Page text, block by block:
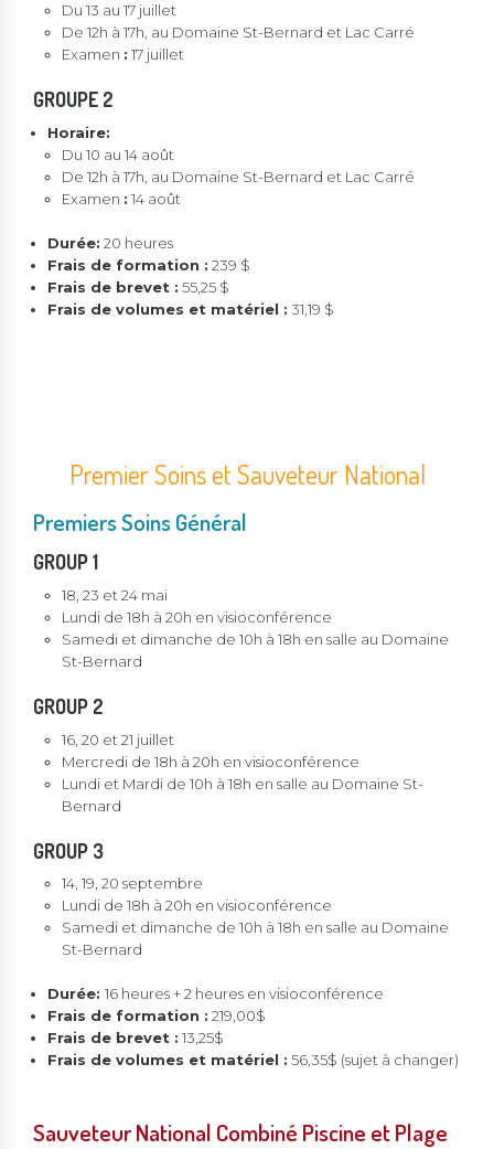
Du 13 au 17 juillet
De 12h à 17h, au Domaine St-Bernard et Lac Carré
Examen : 17 juillet
GROUPE 2
Horaire:
Du 10 au 14 août
De 12h à 17h, au Domaine St-Bernard et Lac Carré
Examen : 14 août
Durée: 20 heures
Frais de formation : 239 $
Frais de brevet : 55,25 $
Frais de volumes et matériel : 31,19 $
Premier Soins et Sauveteur National
Premiers Soins Général
GROUP 1
18, 23 et 24 mai
Lundi de 18h à 20h en visioconférence
Samedi et dimanche de 10h à 18h en salle au Domaine
St-Bernard
GROUP 2
16, 20 et 21 juillet
Mercredi de 18h à 20h en visioconférence
Lundi et Mardi de 10h à 18h en salle au Domaine St-
Bernard
GROUP 3
14, 19, 20 septembre
Lundi de 18h à 20h en visioconférence
Samedi et dimanche de 10h à 18h en salle au Domaine
St-Bernard
Durée: 16 heures + 2 heures en visioconférence
Frais de formation : 219,00$
Frais de brevet : 13,25$
Frais de volumes et matériel : 56,35$ (sujet à changer)
Sauveteur National Combiné Piscine et Plage